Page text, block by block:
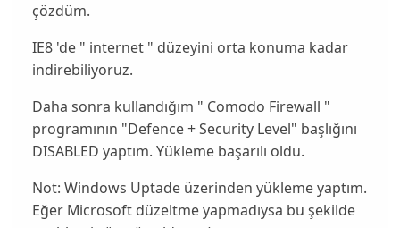
çözdüm.
IE8 'de " internet " düzeyini orta konuma kadar
indirebiliyoruz.
Daha sonra kullandığım " Comodo Firewall "
programının "Defence + Security Level" başlığını
DISABLED yaptım. Yükleme başarılı oldu.
Not: Windows Uptade üzerinden yükleme yaptım.
Eğer Microsoft düzeltme yapmadıysa bu şekilde